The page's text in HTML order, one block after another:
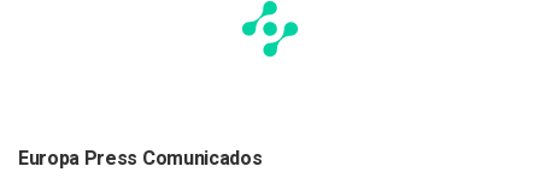
Europa Press Comunicados